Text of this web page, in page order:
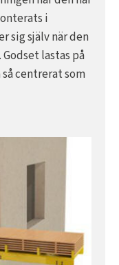
i
sig själv när den
lastas på
centrerat som